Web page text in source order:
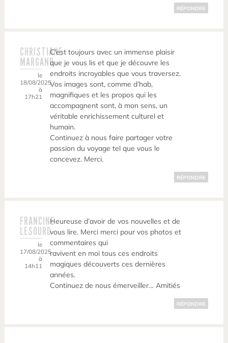
RÉPONDRE
CHRISTIANE
MARGAND
le
18/08/2025
à
17h21
C’est toujours avec un immense plaisir
que je vous lis et que je découvre les
endroits incroyables que vous traversez.
Vos images sont, comme d’hab,
magnifiques et les propos qui les
accompagnent sont, à mon sens, un
véritable enrichissement culturel et
humain.
Continuez à nous faire partager votre
passion du voyage tel que vous le
concevez. Merci.
RÉPONDRE
FRANCINE
LESOURD
le
17/08/2025
à
14h11
Heureuse d’avoir de vos nouvelles et de
vous lire. Merci merci pour vos photos et
commentaires qui
ravivent en moi tous ces endroits
magiques découverts ces dernières
années.
Continuez de nous émerveiller… Amitiés
RÉPONDRE